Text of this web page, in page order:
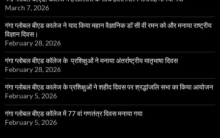
March 7, 2026
गंगा ग्लोबल बीएड कालेज ने याद किया महान वैज्ञानिक डॉ सी वी रमन को और मनाया राष्ट्रीय
विज्ञान दिवस।
February 28, 2026
गंगा ग्लोबल बीएड कॉलेज के प्रशिक्षुओं ने मनाया अंतर्राष्ट्रीय मातृभाषा दिवस
February 28, 2026
गंगा ग्लोबल बीएड कालेज के प्रशिक्षुओं ने शहीद दिवस पर श्रद्धांजलि सभा का किया आयोजन
February 5, 2026
गंगा ग्लोबल बीएड कॉलेज में 77 वां गणतंत्र दिवस मनाया गया
February 5, 2026